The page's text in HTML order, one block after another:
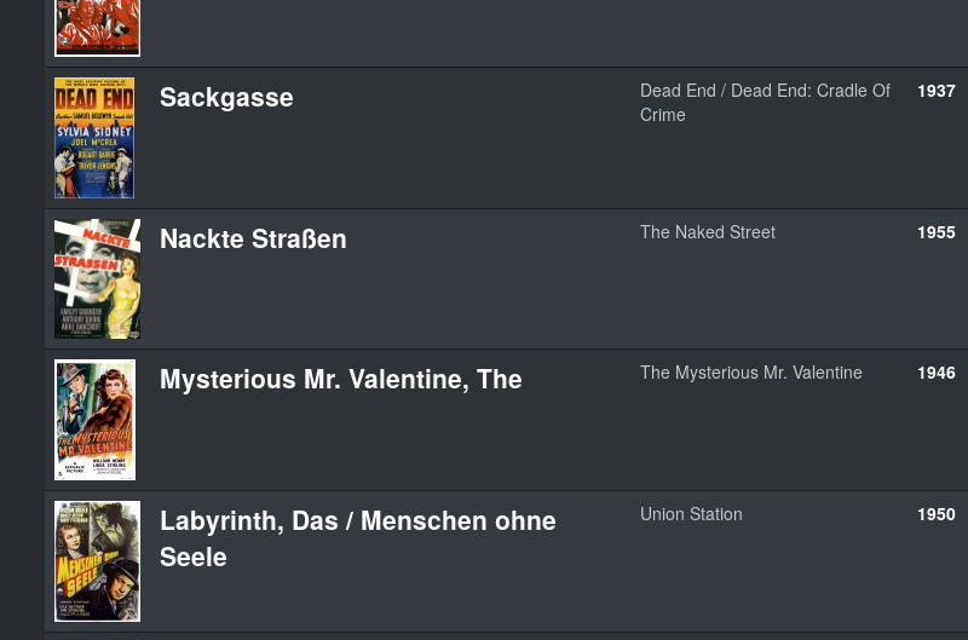
Sackgasse
Dead End / Dead End: Cradle Of
Crime
1937
Nackte Straßen The Naked Street 1955
Mysterious Mr. Valentine, The The Mysterious Mr. Valentine 1946
Labyrinth, Das / Menschen ohne
Seele
Union Station 1950